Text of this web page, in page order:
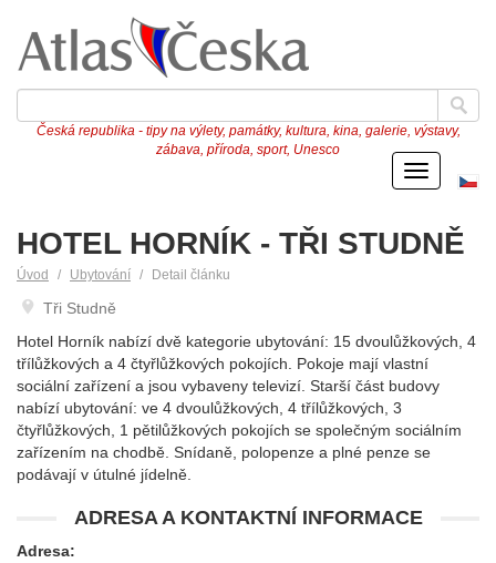
Česká republika - tipy na výlety, památky, kultura, kina, galerie, výstavy,
zábava, příroda, sport, Unesco
Menu
HOTEL HORNÍK - TŘI STUDNĚ
Úvod Ubytování Detail článku
Tři Studně
Hotel Horník nabízí dvě kategorie ubytování: 15 dvoulůžkových, 4
třílůžkových a 4 čtyřlůžkových pokojích. Pokoje mají vlastní
sociální zařízení a jsou vybaveny televizí. Starší část budovy
nabízí ubytování: ve 4 dvoulůžkových, 4 třílůžkových, 3
čtyřlůžkových, 1 pětilůžkových pokojích se společným sociálním
zařízením na chodbě. Snídaně, polopenze a plné penze se
podávají v útulné jídelně.
ADRESA A KONTAKTNÍ INFORMACE
Adresa: